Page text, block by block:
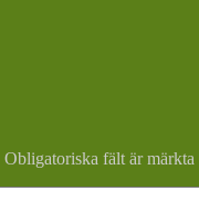
Obligatoriska fält är märkta